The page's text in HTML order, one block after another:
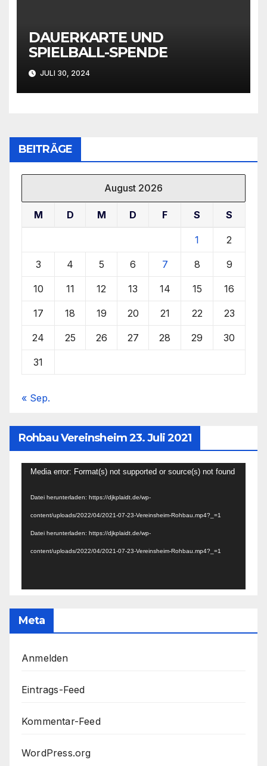
DAUERKARTE UND
SPIELBALL-SPENDE
JULI 30, 2024
BEITRÄGE
August 2026
M D M D F S S
1 2
3 4 5 6 7 8 9
10 11 12 13 14 15 16
17 18 19 20 21 22 23
24 25 26 27 28 29 30
31
« Sep.
Rohbau Vereinsheim 23. Juli 2021
Video-
Media error: Format(s) not supported or source(s) not found
Datei herunterladen: https://djkplaidt.de/wp-
content/uploads/2022/04/2021-07-23-Vereinsheim-Rohbau.mp4?_=1
Datei herunterladen: https://djkplaidt.de/wp-
content/uploads/2022/04/2021-07-23-Vereinsheim-Rohbau.mp4?_=1
Meta
Anmelden
Eintrags-Feed
Kommentar-Feed
WordPress.org